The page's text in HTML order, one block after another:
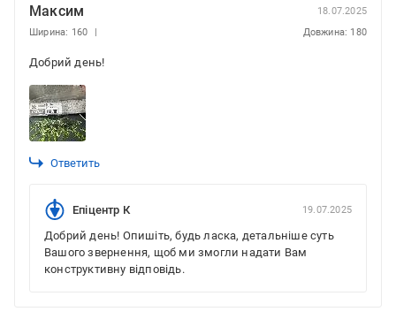
Максим
18.07.2025
Ширина: 160
Довжина: 180
Добрий день!
Ответить
Епіцентр К 19.07.2025
Добрий день! Опишіть, будь ласка, детальніше суть
Вашого звернення, щоб ми змогли надати Вам
конструктивну відповідь.